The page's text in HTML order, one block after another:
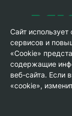
© Copyright
Сайт
сервисов и
«Cookie»
содержащие
веб-сайта. Если
«cookie»,